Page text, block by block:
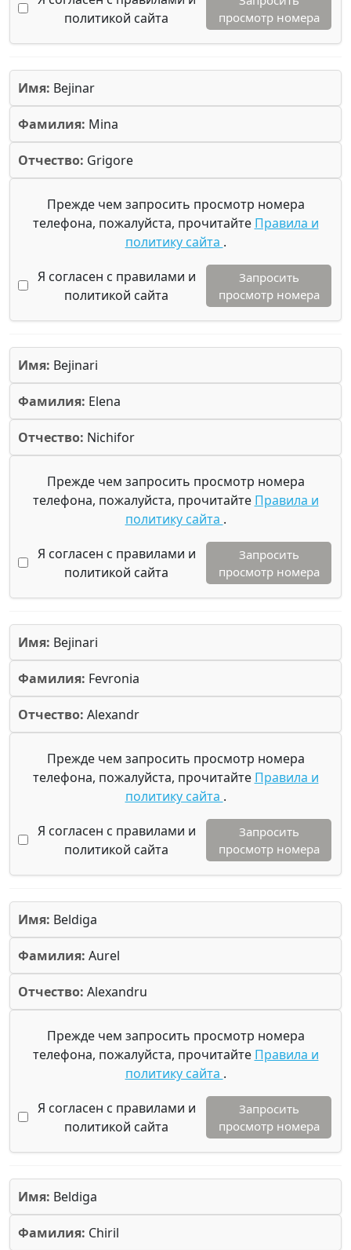
политикой сайта
просмотр номера
Имя: Bejinar
Фамилия: Mina
Отчество: Grigore
Прежде чем запросить просмотр номера
телефона, пожалуйста, прочитайте Правила и
политику сайта .
Я согласен с правилами и
политикой сайта
Запросить
просмотр номера
Имя: Bejinari
Фамилия: Elena
Отчество: Nichifor
Прежде чем запросить просмотр номера
телефона, пожалуйста, прочитайте Правила и
политику сайта .
Я согласен с правилами и
политикой сайта
Запросить
просмотр номера
Имя: Bejinari
Фамилия: Fevronia
Отчество: Alexandr
Прежде чем запросить просмотр номера
телефона, пожалуйста, прочитайте Правила и
политику сайта .
Я согласен с правилами и
политикой сайта
Запросить
просмотр номера
Имя: Beldiga
Фамилия: Aurel
Отчество: Alexandru
Прежде чем запросить просмотр номера
телефона, пожалуйста, прочитайте Правила и
политику сайта .
Я согласен с правилами и
политикой сайта
Запросить
просмотр номера
Имя: Beldiga
Фамилия: Chiril